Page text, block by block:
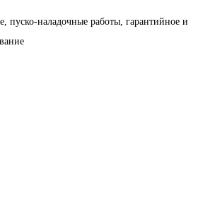
пуско-наладочные работы, гарантийное и